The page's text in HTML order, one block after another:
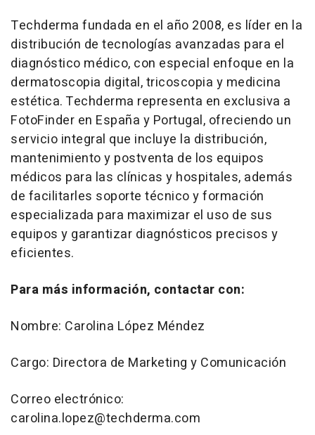
Techderma fundada en el año 2008, es líder en la
distribución de tecnologías avanzadas para el
diagnóstico médico, con especial enfoque en la
dermatoscopia digital, tricoscopia y medicina
estética. Techderma representa en exclusiva a
FotoFinder en España y Portugal, ofreciendo un
servicio integral que incluye la distribución,
mantenimiento y postventa de los equipos
médicos para las clínicas y hospitales, además
de facilitarles soporte técnico y formación
especializada para maximizar el uso de sus
equipos y garantizar diagnósticos precisos y
eficientes.
Para más información, contactar con:
Nombre: Carolina López Méndez
Cargo: Directora de Marketing y Comunicación
Correo electrónico:
carolina.lopez@techderma.com